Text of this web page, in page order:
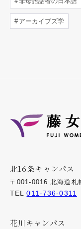
アーカイブズ学
北16条キャンパス
〒001-0016 北海道札
TEL011-736-0311
花川キャンパス